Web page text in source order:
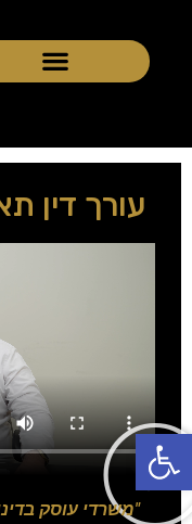
פתח סרגל
עורך דין
"משרדי עוסק